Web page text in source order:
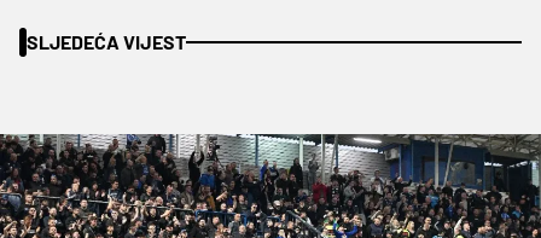
SLJEDEĆA VIJEST